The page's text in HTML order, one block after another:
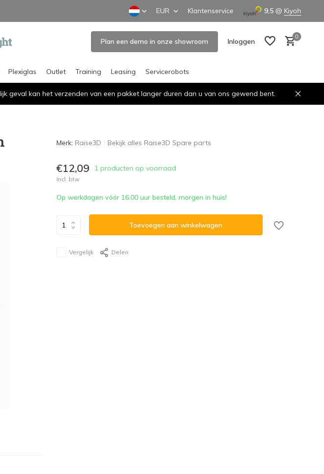
EUR Klantenservice 9,5 @ Kiyoh
Plan een demo in onze showroom Inloggen
0
Plexiglas Outlet Training Leasing Servicerobots
geval kan het verzenden van een pakket langer duren dan u van ons gewend bent.
Merk: Raise3D Bekijk alles Raise3D Spare parts
€12,09 1 producten op voorraad
Incl. btw
Op werkdagen vóór 16.00 uur besteld, morgen in huis!
Toevoegen aan winkelwagen
Vergelijk Delen